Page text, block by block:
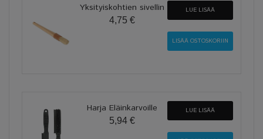
Yksityiskohtien sivellin
4,75 €
LUE LISÄÄ
Harja Eläinkarvoille
5,94 €
LUE LISÄÄ